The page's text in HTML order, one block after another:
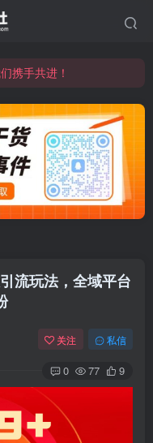
携手共进！
携手共进！
教程、自媒体短视频教程等，长期更新各大精品创业项目！
流玩法，全域平台
关注 私信
0 77 9